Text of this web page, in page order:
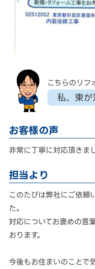
こちらのリフ
私、東が
お客様の声
非常に丁寧に対応頂きま
担当より
このたびは弊社にご依頼
た。
対応についてお褒めの言
おります。
今後もお住まいのことで